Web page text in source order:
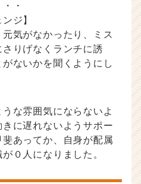
・
ジ】
気がなかったり、ミス
りげなくランチに誘
ないかを聞くようにし
な雰囲気にならないよ
に遅れないようサポー
斐あってか、自身が配属
０人になりました。